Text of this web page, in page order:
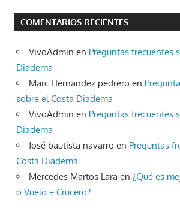
COMENTARIOS RECIENTES
VivoAdmin en Preguntas frecuentes
Diadema
Marc Hernandez pedrero en
sobre el Costa Diadema
VivoAdmin en Preguntas frecuentes
Diadema
José bautista navarro en Preguntas
Costa Diadema
Mercedes Martos Lara en ¿Qué es
o Vuelo + Crucero?